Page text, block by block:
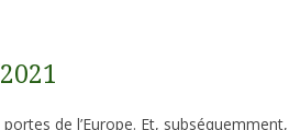
de l’Europe. Et, subséquemment,